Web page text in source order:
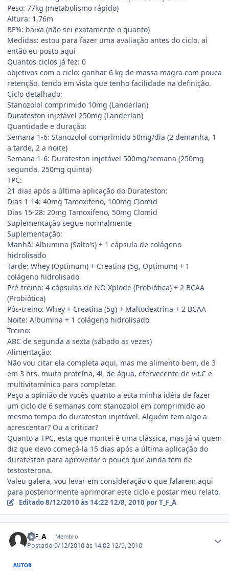
Peso: 77kg (metabolismo rápido)
Altura: 1,76m
BF%: baixa (não sei exatamente o quanto)
Medidas: estou para fazer uma avaliação antes do ciclo, aí
então eu posto aqui
Quantos ciclos já fez: 0
objetivos com o ciclo: ganhar 6 kg de massa magra com pouca
retenção, tendo em vista que tenho facilidade na definição.
Ciclo detalhado:
Stanozolol comprimido 10mg (Landerlan)
Durateston injetável 250mg (Landerlan)
Quantidade e duração:
Semana 1-6: Stanozolol comprimido 50mg/dia (2 demanha, 1
a tarde, 2 a noite)
Semana 1-6: Durateston injetável 500mg/semana (250mg
segunda, 250mg quinta)
TPC:
21 dias após a última aplicação do Durateston:
Dias 1-14: 40mg Tamoxifeno, 100mg Clomid
Dias 15-28: 20mg Tamoxifeno, 50mg Clomid
Suplementação segue normalmente
Suplementação:
Manhã: Albumina (Salto's) + 1 cápsula de colágeno
hidrolisado
Tarde: Whey (Optimum) + Creatina (5g, Optimum) + 1
colágeno hidrolisado
Pré-treino: 4 cápsulas de NO Xplode (Probiótica) + 2 BCAA
(Probiótica)
Pós-treino: Whey + Creatina (5g) + Maltodextrina + 2 BCAA
Noite: Albumina + 1 colágeno hidrolisado
Treino:
ABC de segunda a sexta (sábado as vezes)
Alimentação:
Não vou citar ela completa aqui, mas me alimento bem, de 3
em 3 hrs, muita proteína, 4L de água, efervecente de vit.C e
multivitamínico para completar.
Peço a opinião de vocês quanto a esta minha idéia de fazer
um ciclo de 6 semanas com stanozolol em comprimido ao
mesmo tempo do durateston injetável. Alguém tem algo a
acrescentar? Ou a criticar?
Quanto a TPC, esta que montei é uma clássica, mas já vi quem
diz que devo começá-la 15 dias após a última aplicação do
durateston para aproveitar o pouco que ainda tem de
testosterona.
Valeu galera, vou levar em consideração o que falarem aqui
para posteriormente aprimorar este ciclo e postar meu relato.
Editado8/12/2010 às 14:22 12/8, 2010 por T_F_A
T_F_A Membro
Postado9/12/2010 às 14:02 12/9, 2010
AUTOR